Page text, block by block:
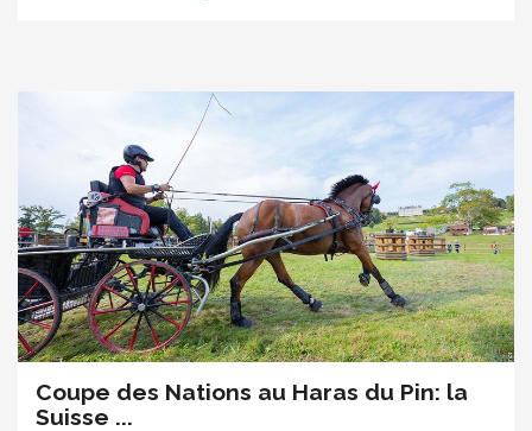
Coupe des Nations au Haras du Pin: la
Suisse ...